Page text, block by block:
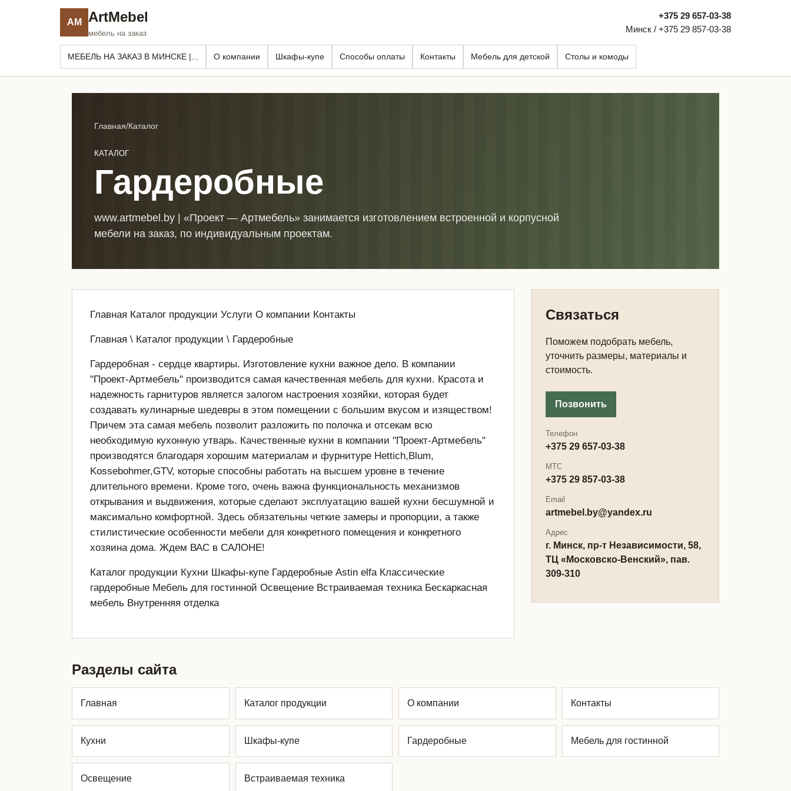
AM ArtMebel
мебель на заказ
+375 29 657-03-38
Минск / +375 29 857-03-38
МЕБЕЛЬ НА ЗАКАЗ В МИНСКЕ |... О компании Шкафы-купе Способы оплаты Контакты Мебель для детской Столы и комоды
Главная/Каталог
КАТАЛОГ
Гардеробные
www.artmebel.by | «Проект — Артмебель» занимается изготовлением встроенной и корпусной
мебели на заказ, по индивидуальным проектам.
Главная Каталог продукции Услуги О компании Контакты
Главная \ Каталог продукции \ Гардеробные
Гардеробная - сердце квартиры. Изготовление кухни важное дело. В компании
"Проект-Артмебель" производится самая качественная мебель для кухни. Красота и
надежность гарнитуров является залогом настроения хозяйки, которая будет
создавать кулинарные шедевры в этом помещении с большим вкусом и изяществом!
Причем эта самая мебель позволит разложить по полочка и отсекам всю
необходимую кухонную утварь. Качественные кухни в компании "Проект-Артмебель"
производятся благодаря хорошим материалам и фурнитуре Hettich,Blum,
Kossebohmer,GTV, которые способны работать на высшем уровне в течение
длительного времени. Кроме того, очень важна функциональность механизмов
открывания и выдвижения, которые сделают эксплуатацию вашей кухни бесшумной и
максимально комфортной. Здесь обязательны четкие замеры и пропорции, а также
стилистические особенности мебели для конкретного помещения и конкретного
хозяина дома. Ждем ВАС в САЛОНЕ!
Каталог продукции Кухни Шкафы-купе Гардеробные Astin elfa Классические
гардеробные Мебель для гостинной Освещение Встраиваемая техника Бескаркасная
мебель Внутренняя отделка
Связаться
Поможем подобрать мебель,
уточнить размеры, материалы и
стоимость.
Позвонить
Телефон
+375 29 657-03-38
МТС
+375 29 857-03-38
Email
artmebel.by@yandex.ru
Адрес
г. Минск, пр-т Независимости, 58,
ТЦ «Московско-Венский», пав.
309-310
Разделы сайта
Главная Каталог продукции О компании Контакты
Кухни Шкафы-купе Гардеробные Мебель для гостинной
Освещение Встраиваемая техника